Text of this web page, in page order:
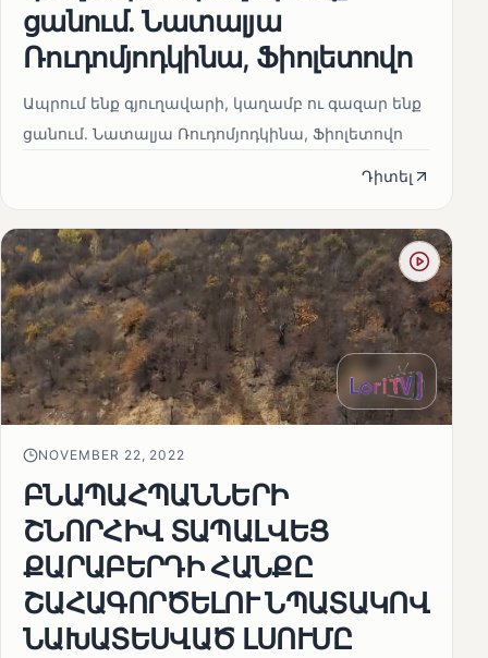
ցանում. Նատալյա
Ռուդոմյոդկինա, Ֆիոլետովո
Ապրում ենք գյուղավարի, կաղամբ ու գազար ենք
ցանում. Նատալյա Ռուդոմյոդկինա, Ֆիոլետովո
Դիտել
NOVEMBER 22, 2022
ԲՆԱՊԱՀՊԱՆՆԵՐԻ
ՇՆՈՐՀԻՎ ՏԱՊԱԼՎԵՑ
ՔԱՐԱԲԵՐԴԻ ՀԱՆՔԸ
ՇԱՀԱԳՈՐԾԵԼՈՒ ՆՊԱՏԱԿՈՎ
ՆԱԽԱՏԵՍՎԱԾ ԼՍՈՒՄԸ